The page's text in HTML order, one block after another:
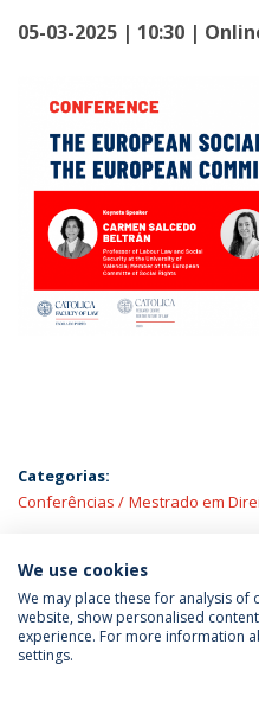
05-03-2025 | 10:30 |
Categorias:
Conferências
Mestrado em
ÚLTIMAS NOTÍCIAS
Política de Privacidade
We use cookies
We may place these for analysis
website, show personalised
experience. For more information
settings.